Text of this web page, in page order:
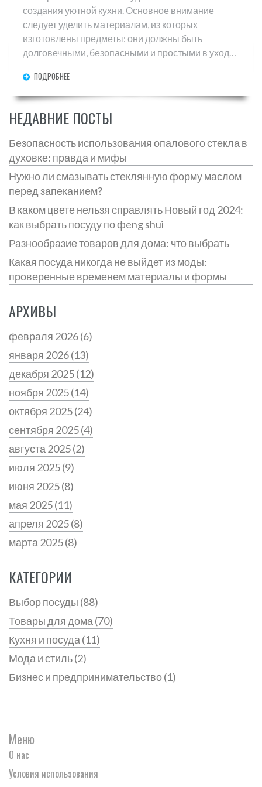
создания уютной кухни. Основное внимание
следует уделить материалам, из которых
изготовлены предметы: они должны быть
долговечными, безопасными и простыми в уходе.
нержавеющая сталь и чугун как популярные
материалы для посуды с их преимуществами и
уходу и советы по покупке. Знание этих нюансов
дома.
ПОДРОБНЕЕ
НЕДАВНИЕ ПОСТЫ
Безопасность использования опалового стекла в
духовке: правда и мифы
Нужно ли смазывать стеклянную форму маслом
перед запеканием?
В каком цвете нельзя справлять Новый год 2024:
как выбрать посуду по фeng shui
Разнообразие товаров для дома: что выбрать
Какая посуда никогда не выйдет из моды:
проверенные временем материалы и формы
АРХИВЫ
февраля 2026(6)
января 2026(13)
декабря 2025(12)
ноября 2025(14)
октября 2025(24)
сентября 2025(4)
августа 2025(2)
июля 2025(9)
июня 2025(8)
мая 2025(11)
апреля 2025(8)
марта 2025(8)
КАТЕГОРИИ
Выбор посуды (88)
Товары для дома (70)
Кухня и посуда (11)
Мода и стиль(2)
Бизнес и предпринимательство(1)
Меню
О нас
Условия использования